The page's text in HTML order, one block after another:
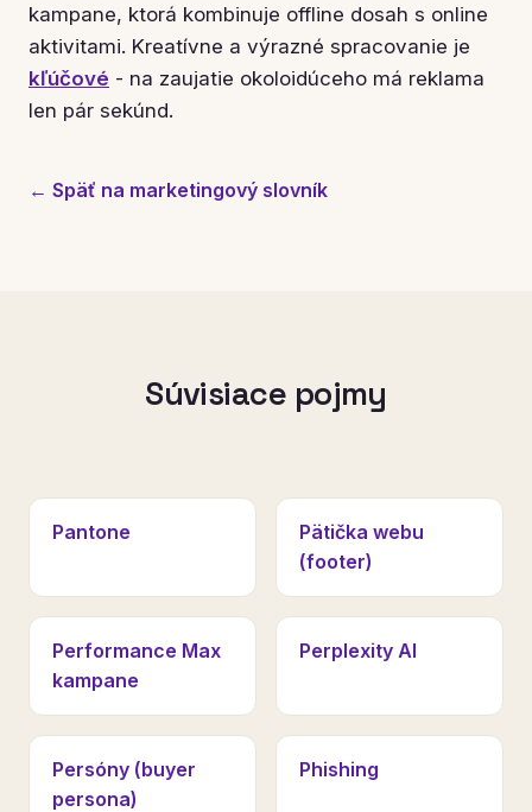
kampane, ktorá kombinuje offline dosah s online
aktivitami. Kreatívne a výrazné spracovanie je
kľúčové - na zaujatie okoloidúceho má reklama
len pár sekúnd.
← Späť na marketingový slovník
Súvisiace pojmy
Pantone
Pätička webu
(footer)
Performance Max
kampane
Perplexity AI
Persóny (buyer
persona)
Phishing